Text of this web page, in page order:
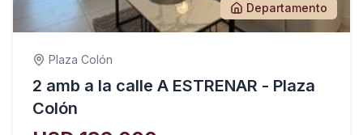
Departamento
Plaza Colón
2 amb a la calle A ESTRENAR - Plaza
Colón